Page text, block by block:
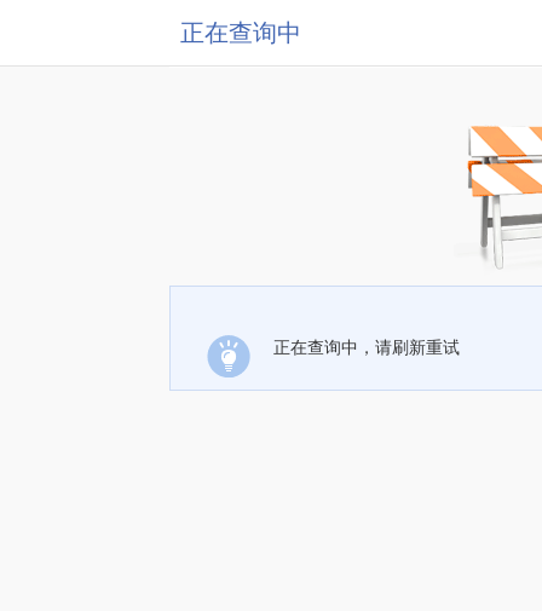
正在查询中
正在查询中，请刷新重试